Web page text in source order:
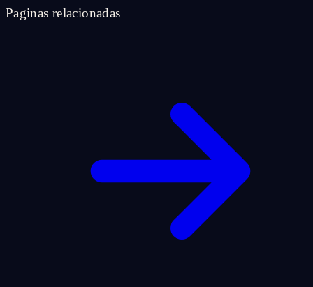
Paginas relacionadas